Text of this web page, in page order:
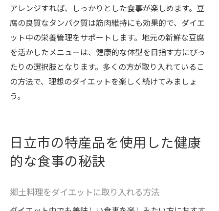
アレンジすれば、しっかりとした食事が楽しめます。豆
腐の良質なタンパク質は筋肉維持にも効果的で、ダイエ
ット中の栄養管理をサポートします。地元の新鮮な豆腐
を活かしたメニューは、健康的な体型を目指す方にぴっ
たりの選択肢となります。多くの方が取り入れているこ
の方法で、理想のダイエットを楽しく続けてみましょ
う。
日立市の特産品を使用した健康
的な食事の秘訣
郷土料理をダイエットに取り入れる方法